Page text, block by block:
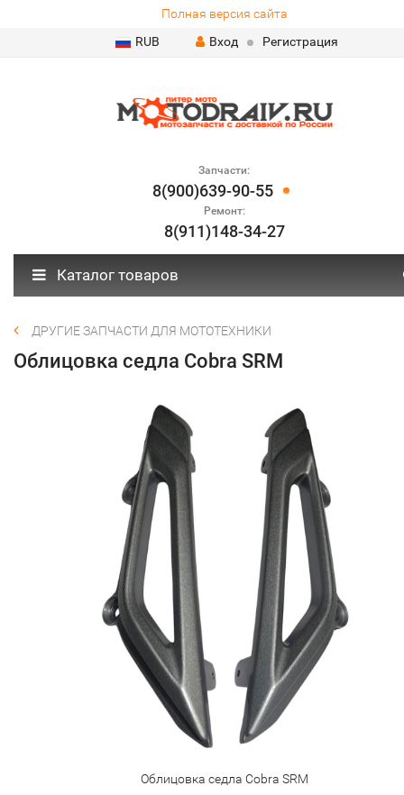
Полная версия сайта
RUB
Вход Регистрация
Запчасти:
8(900)639-90-55
Ремонт:
8(911)148-34-27
Каталог товаров
ДРУГИЕ ЗАПЧАСТИ ДЛЯ МОТОТЕХНИКИ
Облицовка седла Cobra SRM
Облицовка седла Cobra SRM